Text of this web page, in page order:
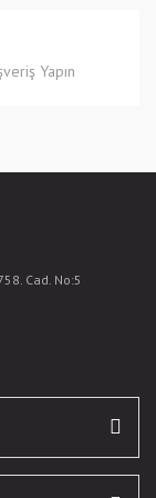
Yapın
Cad. No:5